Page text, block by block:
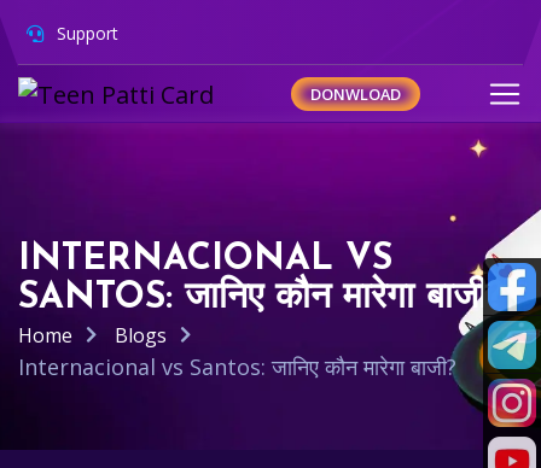
Support
DONWLOAD
INTERNACIONAL VS
SANTOS: जानिए कौन मारेगा बाजी?
Home Blogs
Internacional vs Santos: जानिए कौन मारेगा बाजी?